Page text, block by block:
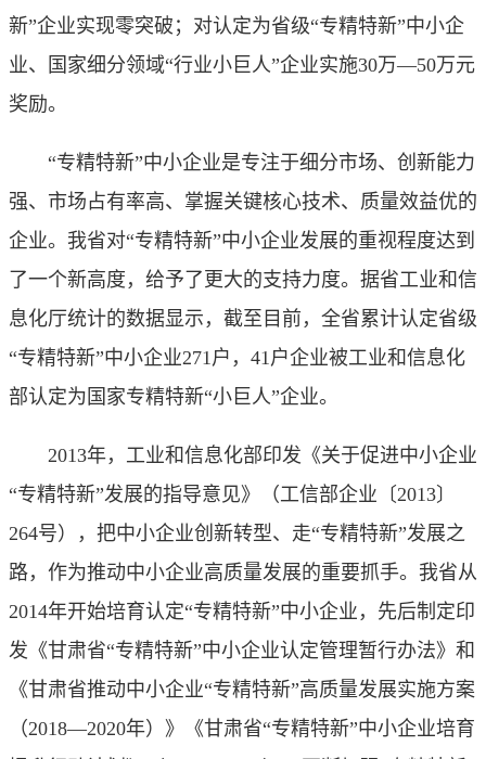
新”企业实现零突破；对认定为省级“专精特新”中小企
业、国家细分领域“行业小巨人”企业实施30万—50万元
奖励。
“专精特新”中小企业是专注于细分市场、创新能力
强、市场占有率高、掌握关键核心技术、质量效益优的
企业。我省对“专精特新”中小企业发展的重视程度达到
了一个新高度，给予了更大的支持力度。据省工业和信
息化厅统计的数据显示，截至目前，全省累计认定省级
“专精特新”中小企业271户，41户企业被工业和信息化
部认定为国家专精特新“小巨人”企业。
2013年，工业和信息化部印发《关于促进中小企业
“专精特新”发展的指导意见》（工信部企业〔2013〕
264号），把中小企业创新转型、走“专精特新”发展之
路，作为推动中小企业高质量发展的重要抓手。我省从
2014年开始培育认定“专精特新”中小企业，先后制定印
发《甘肃省“专精特新”中小企业认定管理暂行办法》和
《甘肃省推动中小企业“专精特新”高质量发展实施方案
（2018—2020年）》《甘肃省“专精特新”中小企业培育